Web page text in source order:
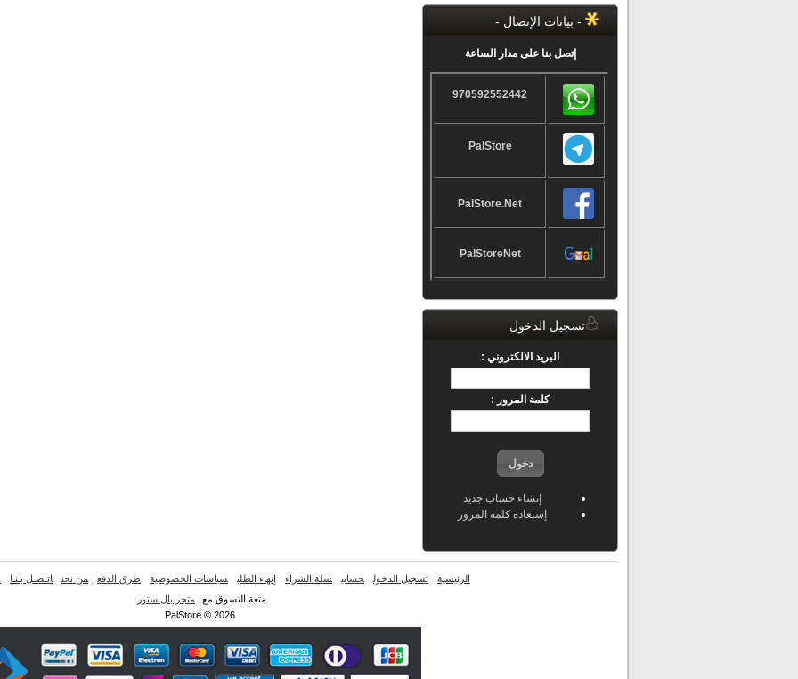
- بيانات الإتصال -
إتصل بنا على مدار الساعة
970592552442
PalStore
PalStore.Net
PalStoreNet
تسجيل الدخول
البريد الالكتروني :
كلمة المرور :
دخول
إنشاء حساب جديد
إستعادة كلمة المرور
الرئيسية تسجيل الدخول حسابي سلة الشراء إنهاء الطلب سياسات الخصوصية طرق الدفع من نحن اتـصـل بـنـا
متعة التسوق مع
متجر بال ستور
PalStore © 2026